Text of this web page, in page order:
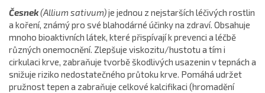
Česnek(Allium sativum)je jednou z nejstarších léčivých rostlin
a koření, známý pro své blahodárné účinky na zdraví. Obsahuje
mnoho bioaktivních látek, které přispívají k prevenci a léčbě
různých onemocnění. Zlepšuje viskozitu/hustotu a tím i
cirkulaci krve, zabraňuje tvorbě škodlivých usazenin v tepnách a
snižuje riziko nedostatečného průtoku krve. Pomáhá udržet
pružnost tepen a zabraňuje celkové kalcifikaci (hromadění